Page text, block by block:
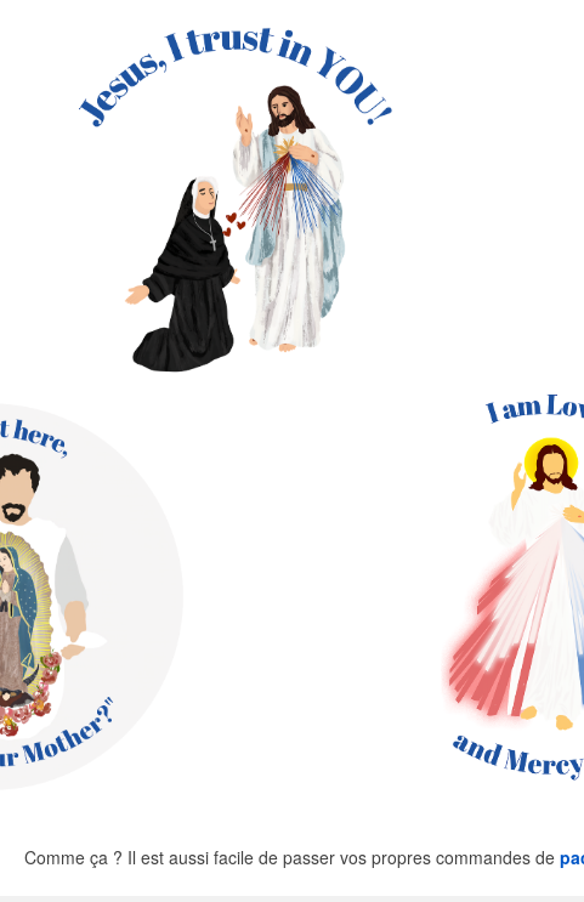
Comme ça ? Il est aussi facile de passer vos propres commandes de